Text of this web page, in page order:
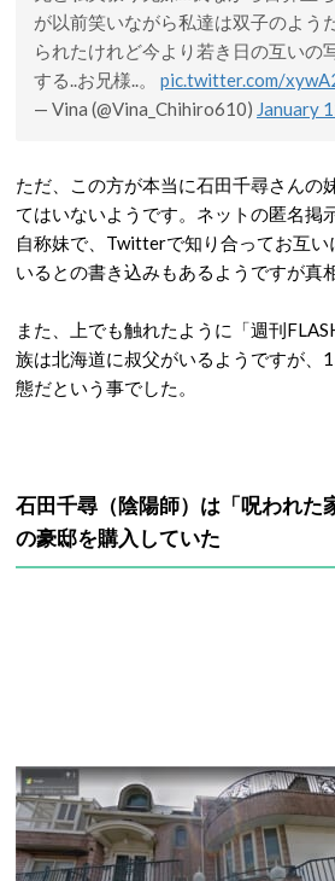
が以前笑いながら私達は双子のよう
られたけれど今より若き日の互いの
する..お兄様..。 pic.twitter.com/
— Vina (@Vina_Chihiro610) January
ただ、この方が本当に石田千尋さんの
てはいないようです。ネットの匿名掲
自称妹で、Twitterで知り合ってお互
いるとの書き込みもあるようですが真
また、上でも触れたように「週刊
族は北海道に叔父がいるようですが、
態だという事でした。
石田千尋（陰陽師）は「呪われた
の豪邸を購入していた